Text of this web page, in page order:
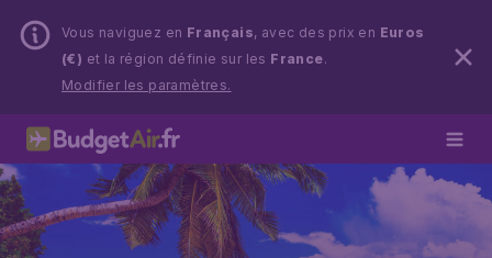
Vous naviguez en Français, avec des prix en Euros
(€) et la région définie sur les France.
Modifier les paramètres.